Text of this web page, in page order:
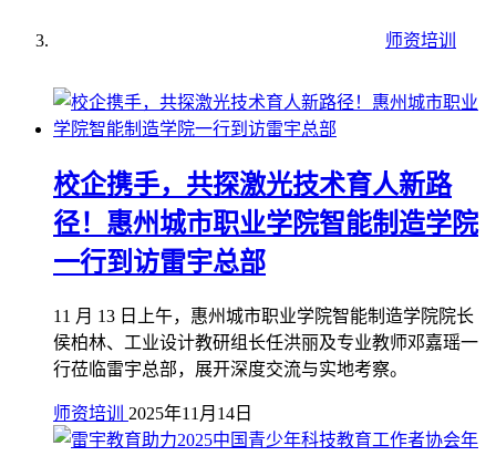
师资培训
校企携手，共探激光技术育人新路
径！惠州城市职业学院智能制造学院
一行到访雷宇总部
11 月 13 日上午，惠州城市职业学院智能制造学院院长
侯柏林、工业设计教研组长任洪丽及专业教师邓嘉瑶一
行莅临雷宇总部，展开深度交流与实地考察。
师资培训 2025年11月14日